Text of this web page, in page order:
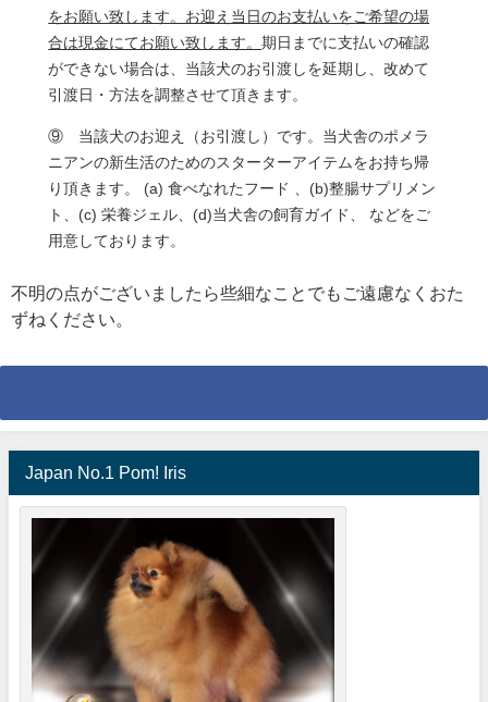
をお願い致します。お迎え当日のお支払いをご希望の場
合は現金にてお願い致します。期日までに支払いの確認
ができない場合は、当該犬のお引渡しを延期し、改めて
引渡日・方法を調整させて頂きます。
⑨ 当該犬のお迎え（お引渡し）です。当犬舎のポメラ
ニアンの新生活のためのスターターアイテムをお持ち帰
り頂きます。 (a) 食べなれたフード 、(b)整腸サプリメン
ト、(c) 栄養ジェル、(d)当犬舎の飼育ガイド、 などをご
用意しております。
不明の点がございましたら些細なことでもご遠慮なくおた
ずねください。
Japan No.1 Pom! Iris